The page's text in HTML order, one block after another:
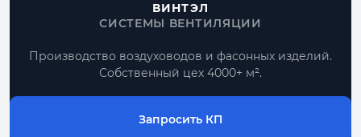
ВИНТЭЛ
СИСТЕМЫ ВЕНТИЛЯЦИИ
Производство воздуховодов и фасонных изделий.
Собственный цех 4000+ м².
Запросить КП